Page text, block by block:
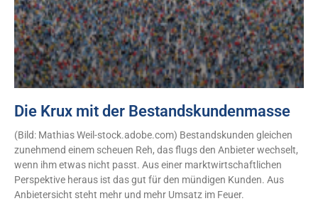
Die Krux mit der Bestandskundenmasse
(Bild: Mathias Weil-stock.adobe.com) Bestandskunden gleichen
zunehmend einem scheuen Reh, das flugs den Anbieter wechselt,
wenn ihm etwas nicht passt. Aus einer marktwirtschaftlichen
Perspektive heraus ist das gut für den mündigen Kunden. Aus
Anbietersicht steht mehr und mehr Umsatz im Feuer.